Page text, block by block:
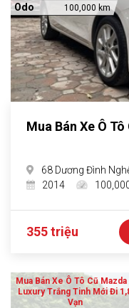
Odo 100,000 km
Mua Bán Xe Ô
68 Dương Đình
2014
355 triệu
Mua Bán Xe Ô Tô Cũ Mazda
Luxury Trắng Tinh Mới Đi
Vạn